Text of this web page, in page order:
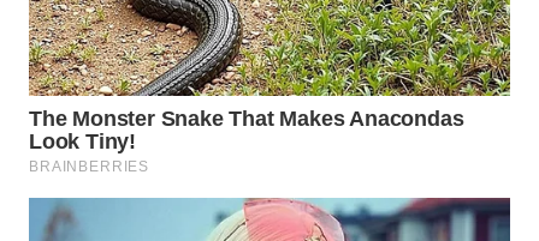
WN
KARAWANG
WN
BEKASI
WN